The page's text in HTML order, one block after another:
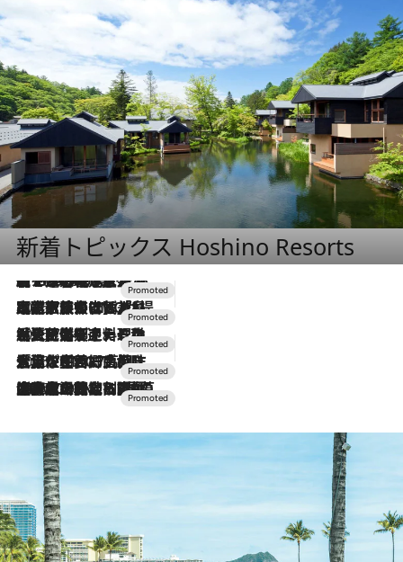
新着トピックス Hoshino Resorts
2026.8.7
【トンボの足水浴】ヒノキの香りに包まれて涼感マックス！約13℃の湧水かけ流しを避暑地「星野温泉 トンボの湯」で体験
2026.7.31
【ホテル帰省】という選択肢をOMOが提案。家族とほどよい距離を保つには「昼は実家、夜は気兼ねなくホテルで！」
2026.7.24
【夏限定ディナーコース】旬を迎える稚鮎や花ズッキーニなどをイタリア・トスカーナの郷土料理の手法で満喫！
2026.7.17
「土佐和ハーブかき氷」がOMO7高知に登場！生姜、山椒、大葉など目にも舌にも涼を呼ぶ郷土の味
2026.7.10
NEW OPEN！【界 草津】名湯の地に誕生。趣の異なる2種の温泉と上州ならではの会席・蕎麦割烹など美食を味わう究極の癒やし旅